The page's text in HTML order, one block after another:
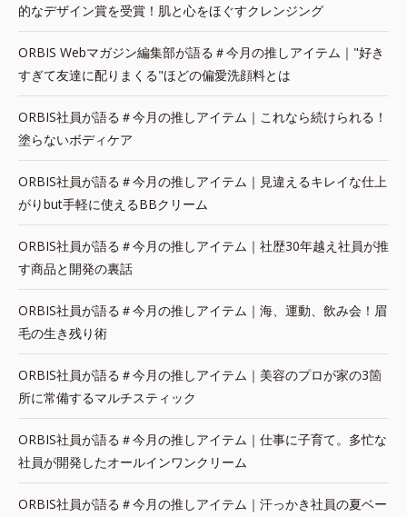
的なデザイン賞を受賞！肌と心をほぐすクレンジング
ORBIS Webマガジン編集部が語る＃今月の推しアイテム｜"好き
すぎて友達に配りまくる"ほどの偏愛洗顔料とは
ORBIS社員が語る＃今月の推しアイテム｜これなら続けられる！
塗らないボディケア
ORBIS社員が語る＃今月の推しアイテム｜見違えるキレイな仕上
がりbut手軽に使えるBBクリーム
ORBIS社員が語る＃今月の推しアイテム｜社歴30年越え社員が推
す商品と開発の裏話
ORBIS社員が語る＃今月の推しアイテム｜海、運動、飲み会！眉
毛の生き残り術
ORBIS社員が語る＃今月の推しアイテム｜美容のプロが家の3箇
所に常備するマルチスティック
ORBIS社員が語る＃今月の推しアイテム｜仕事に子育て。多忙な
社員が開発したオールインワンクリーム
ORBIS社員が語る＃今月の推しアイテム｜汗っかき社員の夏ベー